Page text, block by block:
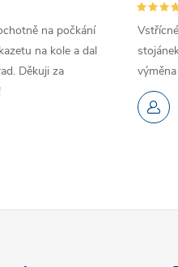
na počkání
na kole a dal
Děkuji za